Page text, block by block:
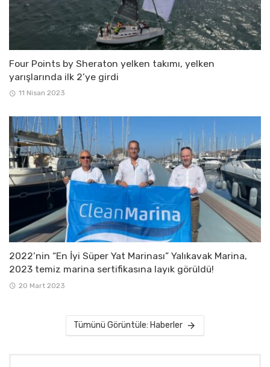
Four Points by Sheraton yelken takımı, yelken
yarışlarında ilk 2’ye girdi
11 Nisan 2023
2022’nin “En İyi Süper Yat Marinası” Yalıkavak Marina,
2023 temiz marina sertifikasına layık görüldü!
20 Mart 2023
Tümünü Görüntüle: Haberler